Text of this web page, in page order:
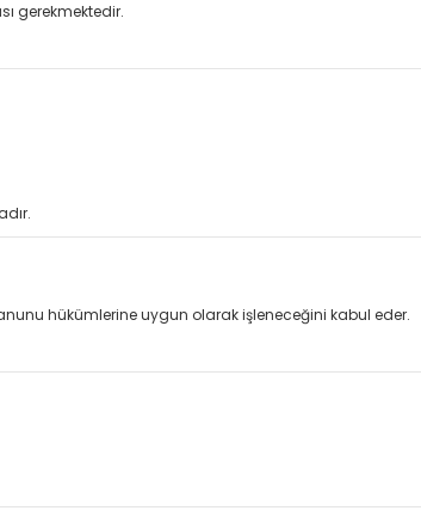
gerekmektedir.
hükümlerine uygun olarak işleneceğini kabul eder.